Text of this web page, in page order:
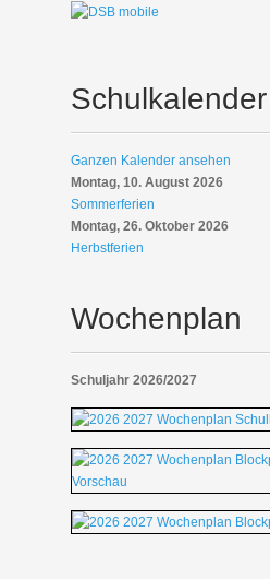
Schulkalender
Ganzen Kalender ansehen
Montag, 10. August 2026
Sommerferien
Montag, 26. Oktober 2026
Herbstferien
Wochenplan
Schuljahr 2026/2027